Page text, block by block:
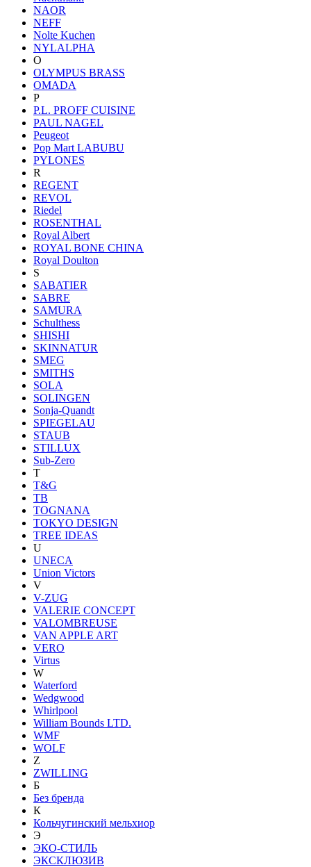
NAOR
NEFF
Nolte Kuchen
NYLALPHA
O
OLYMPUS BRASS
OMADA
P
P.L. PROFF CUISINE
PAUL NAGEL
Peugeot
Pop Mart LABUBU
PYLONES
R
REGENT
REVOL
Riedel
ROSENTHAL
Royal Albert
ROYAL BONE CHINA
Royal Doulton
S
SABATIER
SABRE
SAMURA
Schulthess
SHISHI
SKINNATUR
SMEG
SMITHS
SOLA
SOLINGEN
Sonja-Quandt
SPIEGELAU
STAUB
STILLUX
Sub-Zero
T
T&G
TB
TOGNANA
TOKYO DESIGN
TREE IDEAS
U
UNECA
Union Victors
V
V-ZUG
VALERIE CONCEPT
VALOMBREUSE
VAN APPLE ART
VERO
Virtus
W
Waterford
Wedgwood
Whirlpool
William Bounds LTD.
WMF
WOLF
Z
ZWILLING
Б
Без бренда
К
Кольчугинский мельхиор
Э
ЭКО-СТИЛЬ
ЭКСКЛЮЗИВ